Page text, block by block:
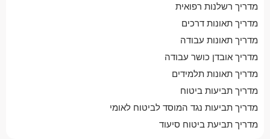
מדריך רשלנות רפואית
מדריך תאונות דרכים
מדריך תאונות עבודה
מדריך אובדן כושר עבודה
מדריך תאונות תלמידים
מדריך תביעות ביטוח
מדריך תביעות נגד המוסד לביטוח לאומי
מדריך תביעת ביטוח סיעוד